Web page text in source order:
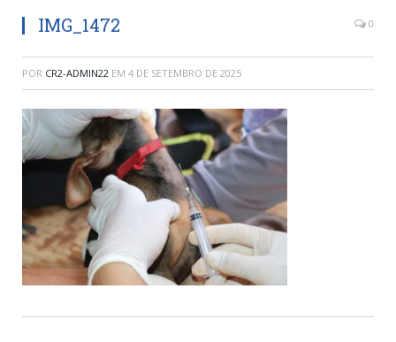
IMG_1472 0
POR CR2-ADMIN22 EM 4 DE SETEMBRO DE 2025